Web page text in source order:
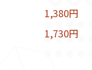
1,380円
1,730円